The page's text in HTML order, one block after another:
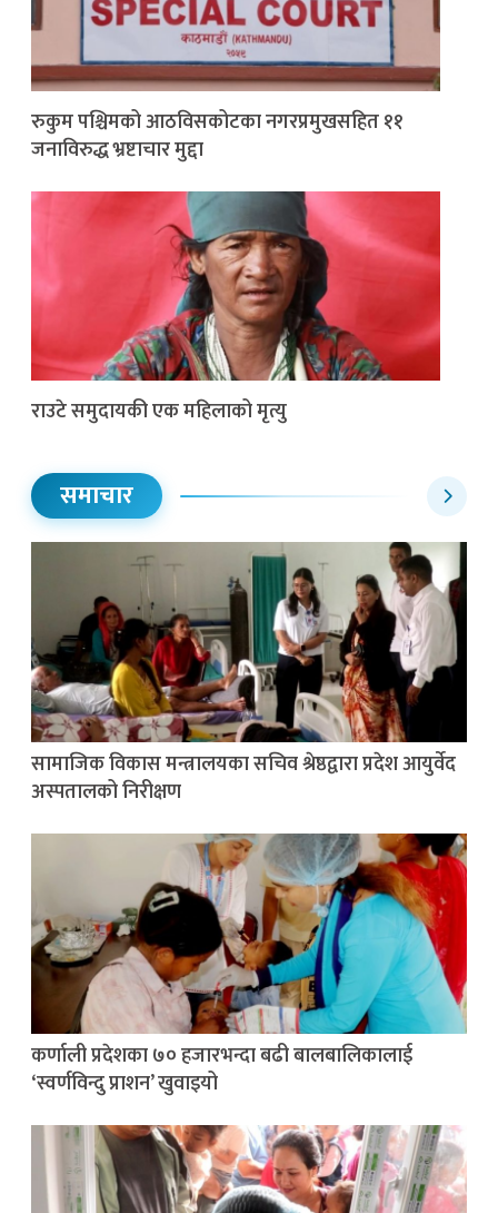
रुकुम पश्चिमको आठविसकोटका नगरप्रमुखसहित ११
जनाविरुद्ध भ्रष्टाचार मुद्दा
राउटे समुदायकी एक महिलाको मृत्यु
समाचार
सामाजिक विकास मन्त्रालयका सचिव श्रेष्ठद्वारा प्रदेश आयुर्वेद
अस्पतालको निरीक्षण
कर्णाली प्रदेशका ७० हजारभन्दा बढी बालबालिकालाई
‘स्वर्णविन्दु प्राशन’ खुवाइयो